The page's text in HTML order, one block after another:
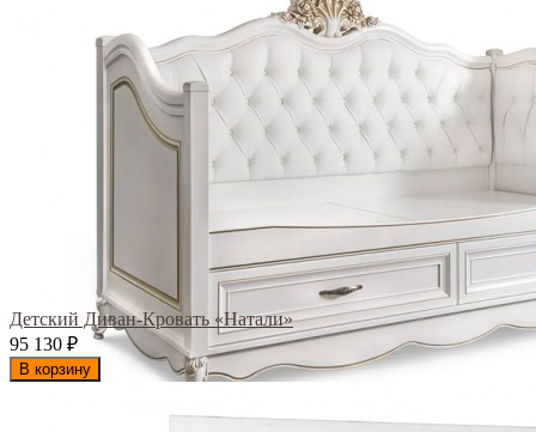
Детский Диван-Кровать «Натали»
95 130 ₽
В корзину